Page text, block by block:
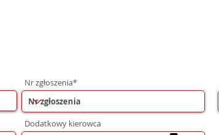
Nr zgłoszenia*
Dodatkowy kierowca